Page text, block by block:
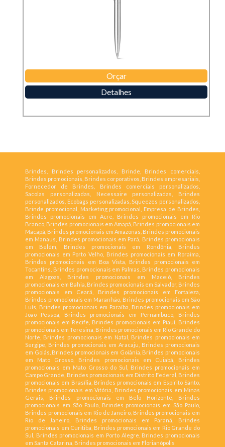
Orçar
Detalhes
Brindes, Brindes personalizados, Brinde, Brindes comerciais,
Brindes promocionais, Brindes corporativos, Brindes empresariais,
Fornecedor de Brindes, Brindes comerciais personalizados,
Sacolas personalizadas, Necessaire personalizadas, Brindes
personalizados, Ecobags personalizadas, Squeezes personalizados,
Brinde promocional, Marketing promocional, Empresa de Brindes,
Brindes promocionais em Acre, Brindes promocionais em Rio
Branco, Brindes promocionais em Amapá, Brindes promocionais em
Macapá, Brindes promocionais em Amazonas, Brindes promocionais
em Manaus, Brindes promocionais em Pará, Brindes promocionais
em Belém, Brindes promocionais em Rondônia, Brindes
promocionais em Porto Velho, Brindes promocionais em Roraima,
Brindes promocionais em Boa Vista, Brindes promocionais em
Tocantins, Brindes promocionais em Palmas, Brindes promocionais
em Alagoas, Brindes promocionais em Maceió, Brindes
promocionais em Bahia, Brindes promocionais em Salvador, Brindes
promocionais em Ceará, Brindes promocionais em Fortaleza,
Brindes promocionais em Maranhão, Brindes promocionais em São
Luís, Brindes promocionais em Paraíba, Brindes promocionais em
João Pessoa, Brindes promocionais em Pernambuco, Brindes
promocionais em Recife, Brindes promocionais em Piauí, Brindes
promocionais em Teresina, Brindes promocionais em Rio Grande do
Norte, Brindes promocionais em Natal, Brindes promocionais em
Sergipe, Brindes promocionais em Aracaju, Brindes promocionais
em Goiás, Brindes promocionais em Goiânia, Brindes promocionais
em Mato Grosso, Brindes promocionais em Cuiabá, Brindes
promocionais em Mato Grosso do Sul, Brindes promocionais em
Campo Grande, Brindes promocionais em Distrito Federal, Brindes
promocionais em Brasília, Brindes promocionais em Espírito Santo,
Brindes promocionais em Vitória, Brindes promocionais em Minas
Gerais, Brindes promocionais em Belo Horizonte, Brindes
promocionais em São Paulo, Brindes promocionais em São Paulo,
Brindes promocionais em Rio de Janeiro, Brindes promocionais em
Rio de Janeiro, Brindes promocionais em Paraná, Brindes
promocionais em Curitiba, Brindes promocionais em Rio Grande do
Sul, Brindes promocionais em Porto Alegre, Brindes promocionais
em Santa Catarina, Brindes promocionais em Florianópolis